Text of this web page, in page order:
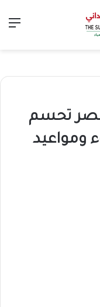
مصر تحسم
ومواعيد